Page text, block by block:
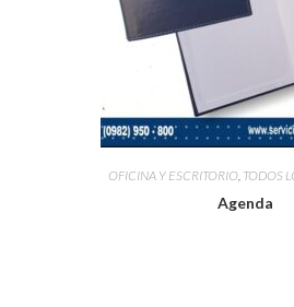
OFICINA Y ESCRITORIO, TODOS
Agenda